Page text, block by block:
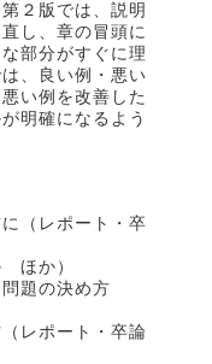
２版では、説明
し、章の冒頭に
部分がすぐに理
、良い例・悪い
い例を改善した
明確になるよう
（レポート・卒
ほか）
題の決め方
レポート・卒論